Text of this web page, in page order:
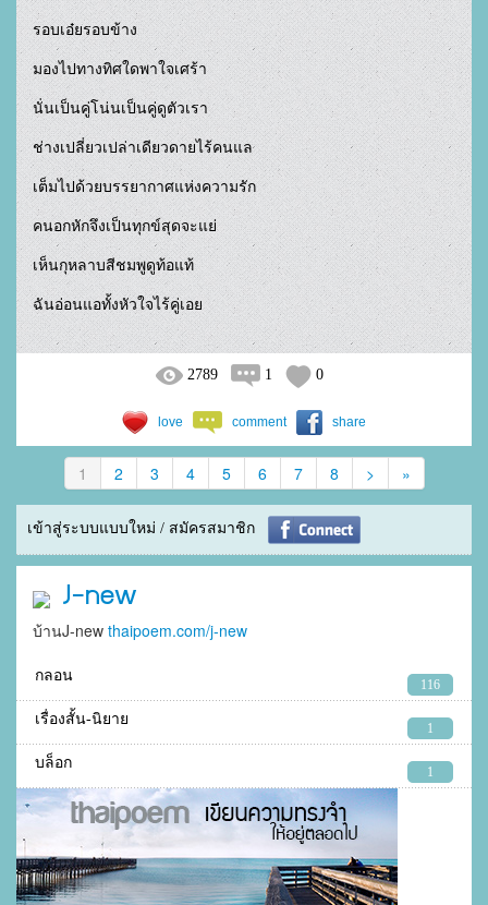
รอบเอ๋ยรอบข้าง
มองไปทางทิศใดพาใจเศร้า
นั่นเป็นคู่โน่นเป็นคู่ดูตัวเรา
ช่างเปลี่ยวเปล่าเดียวดายไร้คนแล
เต็มไปด้วยบรรยากาศแห่งความรัก
คนอกหักจึงเป็นทุกข์สุดจะแย่
เห็นกุหลาบสีชมพูดูท้อแท้
ฉันอ่อนแอทั้งหัวใจไร้คู่เอย
2789 1 0
love comment share
1 2 3 4 5 6 7 8 > »
เข้าสู่ระบบแบบใหม่ / สมัครสมาชิก
J-new
บ้านJ-new thaipoem.com/j-new
กลอน
116
เรื่องสั้น-นิยาย
1
บล็อก
1